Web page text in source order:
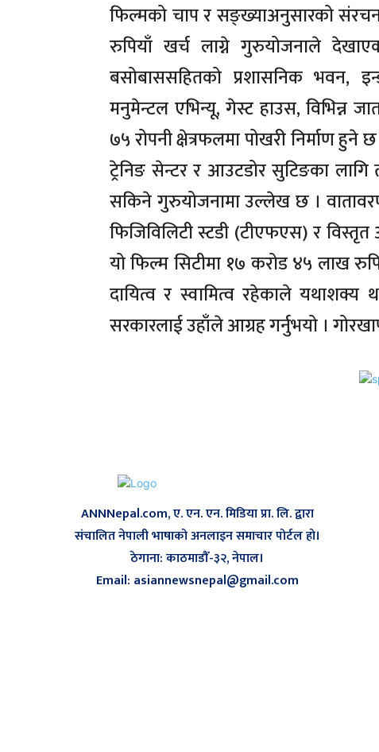
फिल्मको चाप र सङ्ख्याअनुसारको
रुपियाँ खर्च लाग्ने गुरुयोजनाले
बसोबाससहितको प्रशासनिक भवन,
मनुमेन्टल एभिन्यू, गेस्ट हाउस, विभिन्न
७५ रोपनी क्षेत्रफलमा पोखरी निर्माण हुने
ट्रेनिङ सेन्टर र आउटडोर सुटिङका लागि
सकिने गुरुयोजनामा उल्लेख छ ।
फिजिविलिटी स्टडी (टीएफएस) र
यो फिल्म सिटीमा १७ करोड ४५ लाख
दायित्व र स्वामित्व रहेकाले यथाशक्य
सरकारलाई उहाँले आग्रह गर्नुभयो ।
ANNNepal.com, ए. एन. एन. मिडिया प्रा. लि. द्वारा
संचालित नेपाली भाषाको अनलाइन समाचार पोर्टल हो।
ठेगाना: काठमाडौँ-३२, नेपाल।
Email: asiannewsnepal@gmail.com